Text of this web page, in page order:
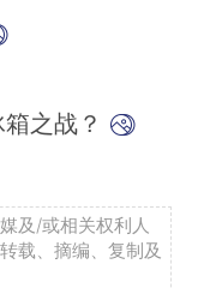
之战？
及/或相关权利人
载、摘编、复制及